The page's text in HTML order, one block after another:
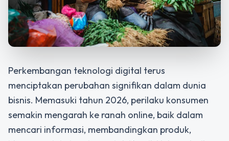
Perkembangan teknologi digital terus
menciptakan perubahan signifikan dalam dunia
bisnis. Memasuki tahun 2026, perilaku konsumen
semakin mengarah ke ranah online, baik dalam
mencari informasi, membandingkan produk,